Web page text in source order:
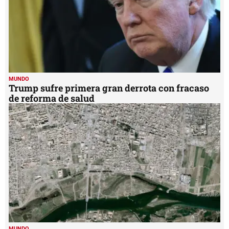
MUNDO
Trump sufre primera gran derrota con fracaso
de reforma de salud